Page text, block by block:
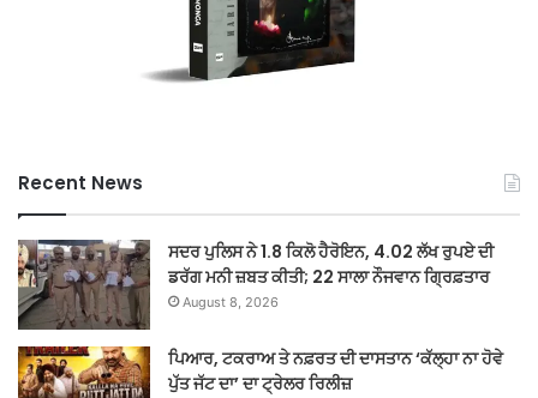
Recent News
ਸਦਰ ਪੁਲਿਸ ਨੇ 1.8 ਕਿਲੋ ਹੈਰੋਇਨ, 4.02 ਲੱਖ ਰੁਪਏ ਦੀ
ਡਰੱਗ ਮਨੀ ਜ਼ਬਤ ਕੀਤੀ; 22 ਸਾਲਾ ਨੌਜਵਾਨ ਗ੍ਰਿਫ਼ਤਾਰ
August 8, 2026
ਪਿਆਰ, ਟਕਰਾਅ ਤੇ ਨਫ਼ਰਤ ਦੀ ਦਾਸਤਾਨ ‘ਕੱਲ੍ਹਾ ਨਾ ਹੋਵੇ
ਪੁੱਤ ਜੱਟ ਦਾ’ ਦਾ ਟ੍ਰੇਲਰ ਰਿਲੀਜ਼